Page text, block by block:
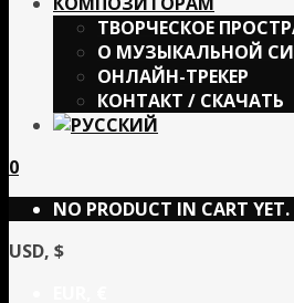
ТВОРЧЕСКОЕ
О МУЗЫКАЛЬНОЙ
ОНЛАЙН-ТРЕКЕР
КОНТАКТ / СКАЧАТЬ
0
NO PRODUCT IN CART YET.
USD, $